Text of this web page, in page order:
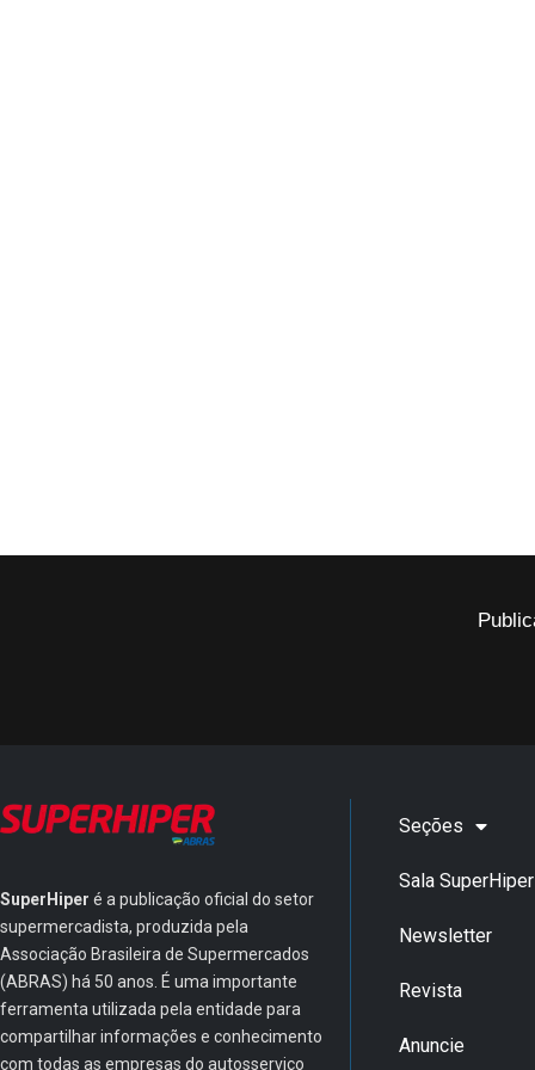
SuperHiper é a publicação oficial do setor
supermercadista, produzida pela
Associação Brasileira de Supermercados
(ABRAS) há 50 anos. É uma importante
ferramenta utilizada pela entidade para
compartilhar informações e conhecimento
com todas as empresas do autosserviço
Seções
Sala SuperHiper
Newsletter
Revista
Anuncie